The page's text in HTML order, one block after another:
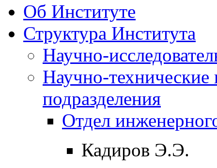
Об Институте
Структура Института
Научно-
Научно-технические
подразделения
Отдел
Кадиров Э.Э.